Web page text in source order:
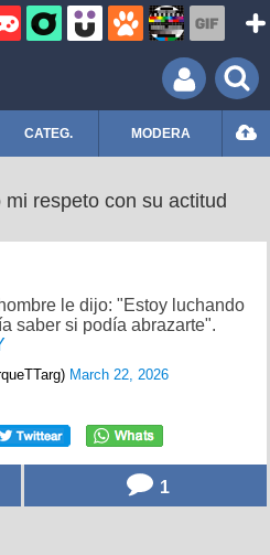
CATEG. MODERA
respeto con su actitud
le dijo: "Estoy luchando
saber si podía abrazarte".
March 22, 2026
1